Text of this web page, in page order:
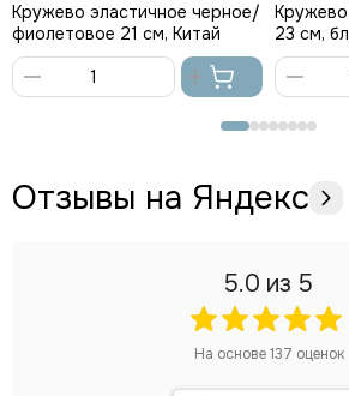
Кружево эластичное черное/
фиолетовое 21 см, Китай
корзину
23 см,
Отзывы на Яндекс
5.0 из 5
На основе137 оценок